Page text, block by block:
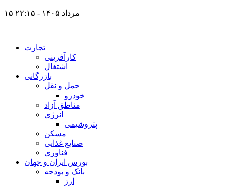
۱۵ مرداد ۱۴۰۵ - ۲۲:۱۵
تجارت
کارآفرینی
اشتغال
بازرگانی
حمل و نقل
خودرو
مناطق آزاد
انرژی
پتروشیمی
مسکن
صنایع غذایی
فناوری
بورس ایران و جهان
بانک و بودجه
ارز